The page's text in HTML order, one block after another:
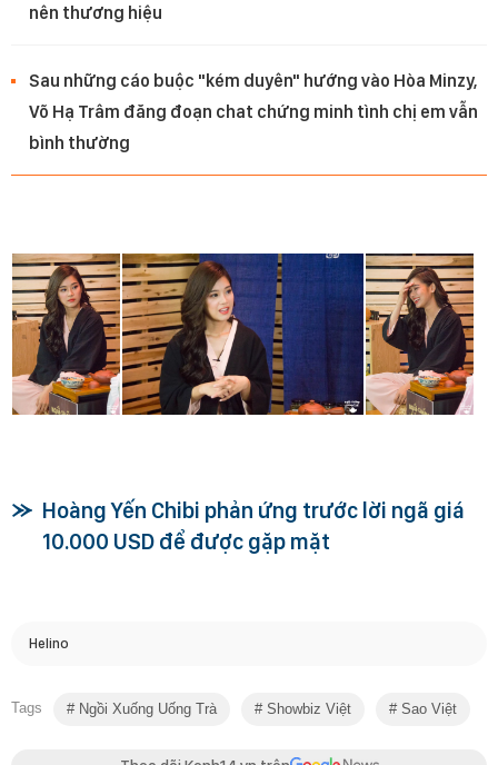
nên thương hiệu
Sau những cáo buộc "kém duyên" hướng vào Hòa Minzy,
Võ Hạ Trâm đăng đoạn chat chứng minh tình chị em vẫn
bình thường
Hoàng Yến Chibi phản ứng trước lời ngã giá
10.000 USD để được gặp mặt
Helino
Tags Ngồi Xuống Uống Trà Showbiz Việt Sao Việt